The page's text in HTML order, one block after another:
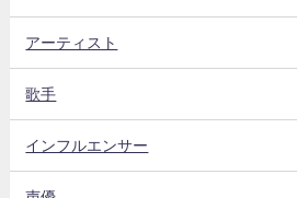
アーティスト
歌手
インフルエンサー